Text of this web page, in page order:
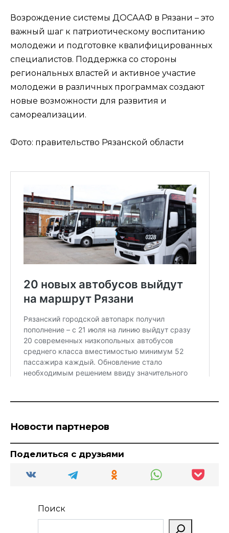
Возрождение системы ДОСААФ в Рязани – это
важный шаг к патриотическому воспитанию
молодежи и подготовке квалифицированных
специалистов. Поддержка со стороны
региональных властей и активное участие
молодежи в различных программах создают
новые возможности для развития и
самореализации.
Фото: правительство Рязанской области
Новости партнеров
Поделиться с друзьями
Поиск